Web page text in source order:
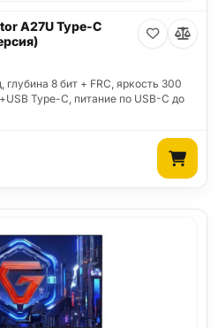
A27U Type-C
глубина 8 бит + FRC, яркость 300
Type-C, питание по USB-C до